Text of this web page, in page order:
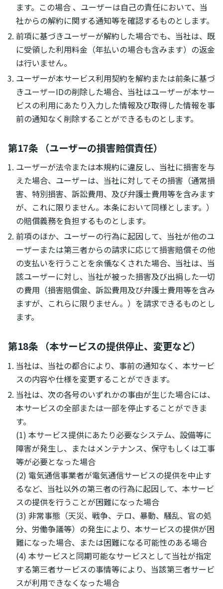
ます。この場合 、ユーザーは自己の責任において、当
社からの解約に関する通知等を確認するものとします。
前項に基づきユーザーが解約した場合でも、当社は、既
に受領した利用料金（年払いの場合も含みます）の返金
は行いません。
ユーザーが本サービス利用契約を解約または前条に基づ
きユーザーIDの削除した場合、当社はユーザーが本サー
ビスの利用にあたり入力した情報及び取得した情報を事
前の通知なく削除することができるものとします。
第17条 （ユーザーの損害賠償責任）
ユーザーが法令または本規約に違反し、当社に損害を与
えた場合、ユーザーは、当社に対してその損害（通常損
害、特別損害、訴訟費用、及び弁護士費用等を含みます
が、これに限りません。本条において同様とします。）
の賠償義務を負担するものとします。
前項のほか、ユーザーの行為に起因して、当社が他のユ
ーザーまたは第三者からの請求に応じて損害賠償その他
の支払いを行うことを余儀なくされた場合、当社は、当
該ユーザーに対し、当社が被った損害及び出捐した一切
の費用（損害賠償金、訴訟費用及び弁護士費用等を含み
ますが、これらに限りません。）を請求できるものとし
ます。
第18条 （本サービスの提供停止、変更など）
当社は、当社の都合により、事前の通知なく、本サービ
スの内容や仕様を変更することができます。
当社は、次の各号のいずれかの事由が生じた場合には、
本サービスの全部または一部を停止することができま
す。
(1) 本サービス提供にあたり必要なシステム、設備等に
障害が発生し、またはメンテナンス、保守もしくは工事
等が必要となった場合
(2) 電気通信事業者が電気通信サービスの提供を中止す
るなど、当社以外の第三者の行為に起因して、本サービ
スの提供を行うことが困難になった場合
(3) 非常事態（天災、戦争、テロ、暴動、騒乱、官の処
分、労働争議等）の発生により、本サービスの提供が困
難になった場合、または困難になる可能性のある場合
(4) 本サービスと同期可能なサービスとして当社が指定
する第三者サービスの事情等により、当該第三者サービ
スが利用できなくなった場合